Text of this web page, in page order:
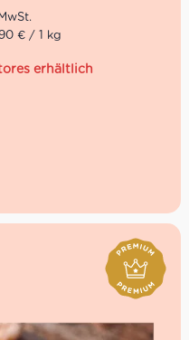
Möglichkeit die deine
Das ist gerade an
die Wartezeit
italienischen
Kleinod ist für Liebhaber
griffiger Aromen bestens
Geschmack des
Italia zeichnet diese
aus.
€ / 1 kg